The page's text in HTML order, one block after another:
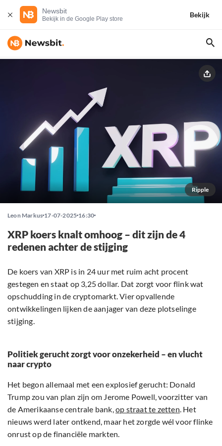
Newsbit
Bekijk in de Google Play store
Bekijk
Ripple
Leon Markus 17-07-2025 16:30
XRP koers knalt omhoog – dit zijn de 4
redenen achter de stijging
De koers van XRP is in 24 uur met ruim acht procent
gestegen en staat op 3,25 dollar. Dat zorgt voor flink wat
opschudding in de cryptomarkt. Vier opvallende
ontwikkelingen lijken de aanjager van deze plotselinge
stijging.
Politiek gerucht zorgt voor onzekerheid – en vlucht
naar crypto
Het begon allemaal met een explosief gerucht: Donald
Trump zou van plan zijn om Jerome Powell, voorzitter van
de Amerikaanse centrale bank,op straat te zetten. Het
nieuws werd later ontkend, maar het zorgde wél voor flinke
onrust op de financiële markten.